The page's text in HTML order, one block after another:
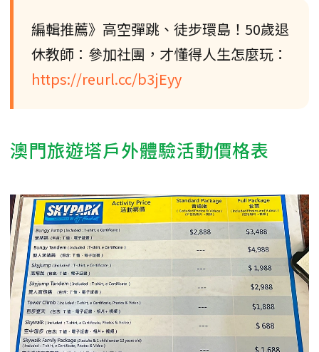
編輯推薦》高空彈跳、徒步環島！50歲退
休教師：參加社團，才懂得人生怎麼玩：
https://reurl.cc/b3jEyy
澳門旅遊塔戶外體驗活動價格表